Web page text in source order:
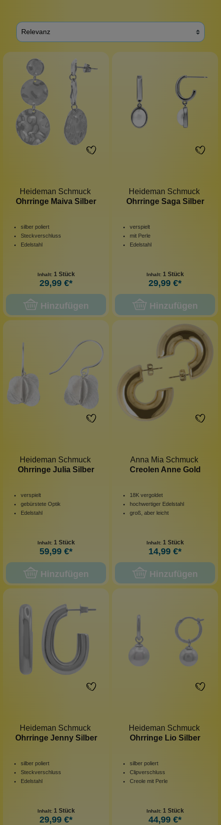
Heideman Schmuck
Ohrringe Maiva Silber
silber poliert
Steckverschluss
Edelstahl
Inhalt: 1 Stück
29,99 €*
Hinzufügen
Heideman Schmuck
Ohrringe Saga Silber
verspielt
mit Perle
Edelstahl
Inhalt: 1 Stück
29,99 €*
Hinzufügen
Heideman Schmuck
Ohrringe Julia Silber
verspielt
gebürstete Optik
Edelstahl
Inhalt: 1 Stück
59,99 €*
Hinzufügen
Anna Mia Schmuck
Creolen Anne Gold
18K vergoldet
hochwertiger Edelstahl
groß, aber leicht
Inhalt: 1 Stück
14,99 €*
Hinzufügen
Heideman Schmuck
Ohrringe Jenny Silber
silber poliert
Steckverschluss
Edelstahl
Inhalt: 1 Stück
29,99 €*
Heideman Schmuck
Ohrringe Lio Silber
silber poliert
Clipverschluss
Creole mit Perle
Inhalt: 1 Stück
44,99 €*